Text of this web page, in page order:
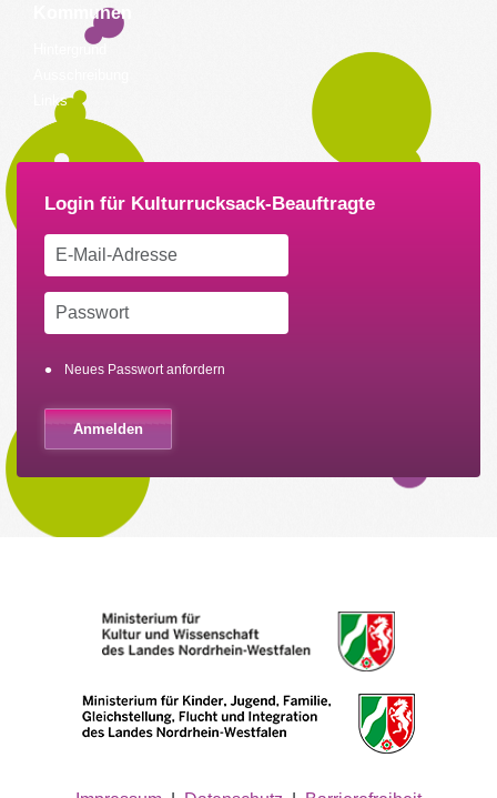
Kommunen
Hintergrund
Links
Neues Passwort anfordern